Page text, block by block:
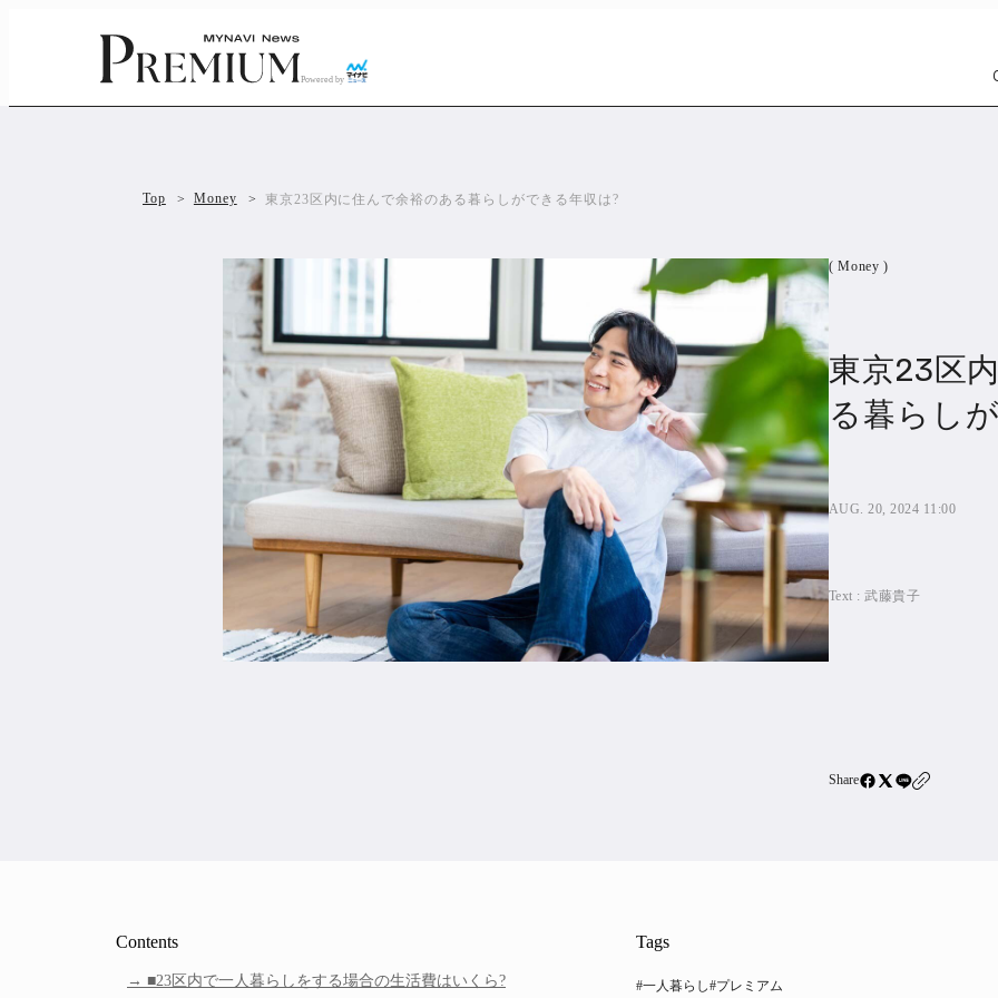
Powered by
Car1305
住宅ロー
Series
Top Money 東京23区内に住んで余裕のある暮らしができる年収は?
( Money )
東京23区
る暮らし
AUG. 20, 2024 11:00
Text :武藤貴子
Share
Contents
■23区内で一人暮らしをする場合の生活費はいくら?
Tags
#一人暮らし#プレミアム